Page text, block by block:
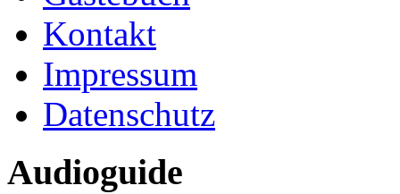
Kontakt
Impressum
Datenschutz
Audioguide